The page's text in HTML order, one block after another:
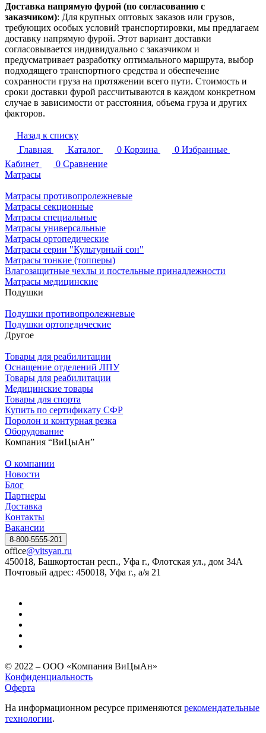
Доставка напрямую фурой (по согласованию с
заказчиком): Для крупных оптовых заказов или грузов,
требующих особых условий транспортировки, мы предлагаем
доставку напрямую фурой. Этот вариант доставки
согласовывается индивидуально с заказчиком и
предусматривает разработку оптимального маршрута, выбор
подходящего транспортного средства и обеспечение
сохранности груза на протяжении всего пути. Стоимость и
сроки доставки фурой рассчитываются в каждом конкретном
случае в зависимости от расстояния, объема груза и других
факторов.
Назад к списку
Главная
Каталог 0 Корзина 0 Избранные
Кабинет
0 Сравнение
Матрасы
Матрасы противопролежневые
Матрасы секционные
Матрасы специальные
Матрасы универсальные
Матрасы ортопедические
Матрасы серии "Культурный сон"
Матрасы тонкие (топперы)
Влагозащитные чехлы и постельные принадлежности
Матрасы медицинские
Подушки
Подушки противопролежневые
Подушки ортопедические
Другое
Товары для реабилитации
Оснащение отделений ЛПУ
Товары для реабилитации
Медицинские товары
Товары для спорта
Купить по сертификату СФР
Поролон и контурная резка
Оборудование
Компания “ВиЦыАн”
О компании
Новости
Блог
Партнеры
Доставка
Контакты
Вакансии
8-800-5555-201
office@vitsyan.ru
450018, Башкортостан респ., Уфа г., Флотская ул., дом 34А
Почтовый адрес: 450018, Уфа г., а/я 21
© 2022 – ООО «Компания ВиЦыАн»
Конфиденциальность
Оферта
На информационном ресурсе применяются рекомендательные
технологии.